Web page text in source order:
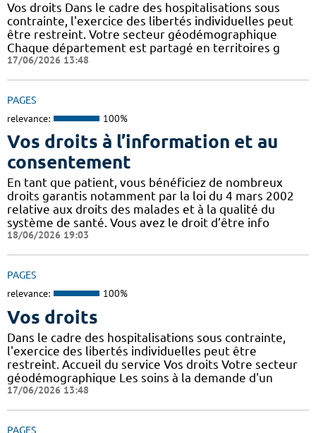
Vos droits Dans le cadre des hospitalisations sous
contrainte, l'exercice des libertés individuelles peut
être restreint. Votre secteur géodémographique
Chaque département est partagé en territoires g
17/06/2026 13:48
PAGES
relevance: 100%
Vos droits à l’information et au
consentement
En tant que patient, vous bénéficiez de nombreux
droits garantis notamment par la loi du 4 mars 2002
relative aux droits des malades et à la qualité du
système de santé. Vous avez le droit d’être info
18/06/2026 19:03
PAGES
relevance: 100%
Vos droits
Dans le cadre des hospitalisations sous contrainte,
l'exercice des libertés individuelles peut être
restreint. Accueil du service Vos droits Votre secteur
géodémographique Les soins à la demande d'un
17/06/2026 13:48
PAGES